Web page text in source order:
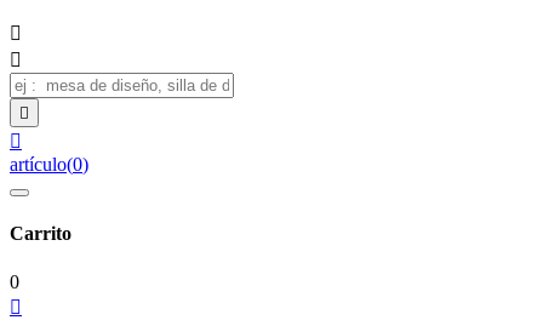




artículo(0)
Carrito
0
